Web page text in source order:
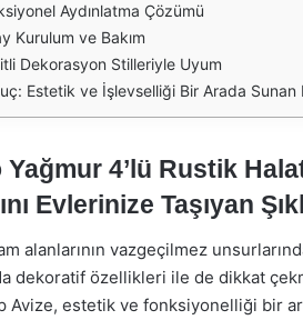
Aydınlatma Çözümü
Kurulum ve Bakım
Dekorasyon Stilleriyle Uyum
Estetik ve İşlevselliği Bir Arada Sunan
Yağmur 4’lü Rustik
Evlerinize Taşıyan
alanlarının vazgeçilmez
dekoratif özellikleri ile de dikkat
Avize, estetik ve fonksiyonelliği bir